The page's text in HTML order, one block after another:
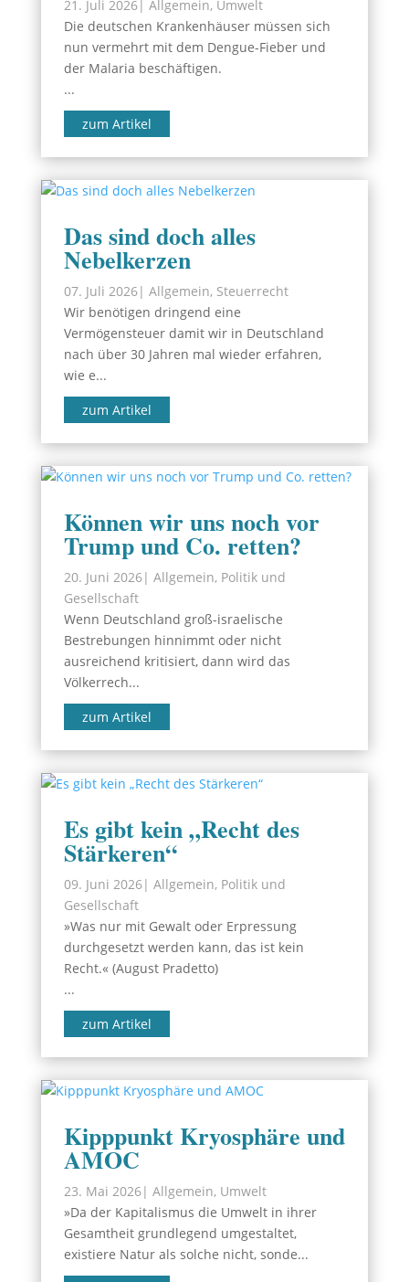
21. Juli 2026| Allgemein, Umwelt
Die deutschen Krankenhäuser müssen sich
nun vermehrt mit dem Dengue-Fieber und
der Malaria beschäftigen.
...
zum Artikel
Das sind doch alles
Nebelkerzen
07. Juli 2026| Allgemein, Steuerrecht
Wir benötigen dringend eine
Vermögensteuer damit wir in Deutschland
nach über 30 Jahren mal wieder erfahren,
wie e...
zum Artikel
Können wir uns noch vor
Trump und Co. retten?
20. Juni 2026| Allgemein, Politik und
Gesellschaft
Wenn Deutschland groß-israelische
Bestrebungen hinnimmt oder nicht
ausreichend kritisiert, dann wird das
Völkerrech...
zum Artikel
Es gibt kein „Recht des
Stärkeren“
09. Juni 2026| Allgemein, Politik und
Gesellschaft
»Was nur mit Gewalt oder Erpressung
durchgesetzt werden kann, das ist kein
Recht.« (August Pradetto)
...
zum Artikel
Kipppunkt Kryosphäre und
AMOC
23. Mai 2026| Allgemein, Umwelt
»Da der Kapitalismus die Umwelt in ihrer
Gesamtheit grundlegend umgestaltet,
existiere Natur als solche nicht, sonde...